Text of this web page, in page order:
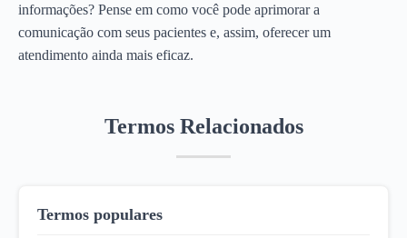
informações? Pense em como você pode aprimorar a
comunicação com seus pacientes e, assim, oferecer um
atendimento ainda mais eficaz.
Termos Relacionados
Termos populares